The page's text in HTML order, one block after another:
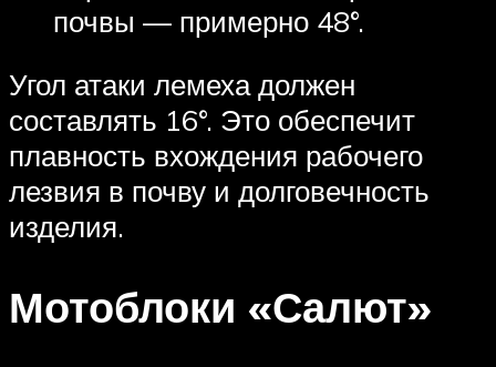
почвы — примерно 48°.
Угол атаки лемеха должен
составлять 16°. Это обеспечит
плавность вхождения рабочего
лезвия в почву и долговечность
изделия.
Мотоблоки «Салют»